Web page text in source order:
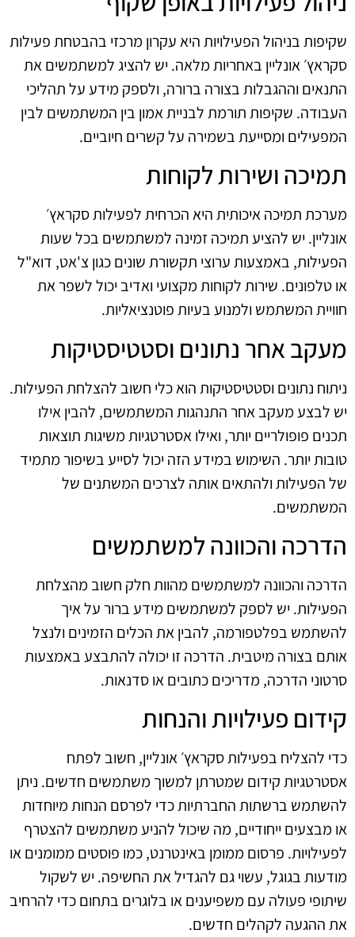
שקיפות בניהול הפעילויות היא עקרון מרכזי בהבטחת פעילות
סקראץ׳ אונליין באחריות מלאה. יש להציג למשתמשים את
התנאים וההגבלות בצורה ברורה, ולספק מידע על תהליכי
העבודה. שקיפות תורמת לבניית אמון בין המשתמשים לבין
המפעילים ומסייעת בשמירה על קשרים חיוביים.
תמיכה ושירות לקוחות
מערכת תמיכה איכותית היא הכרחית לפעילות סקראץ׳
אונליין. יש להציע תמיכה זמינה למשתמשים בכל שעות
הפעילות, באמצעות ערוצי תקשורת שונים כגון צ'אט, דוא"ל
או טלפונים. שירות לקוחות מקצועי ואדיב יכול לשפר את
חוויית המשתמש ולמנוע בעיות פוטנציאליות.
מעקב אחר נתונים וסטטיסטיקות
ניתוח נתונים וסטטיסטיקות הוא כלי חשוב להצלחת הפעילות.
יש לבצע מעקב אחר התנהגות המשתמשים, להבין אילו
תכנים פופולריים יותר, ואילו אסטרטגיות משיגות תוצאות
טובות יותר. השימוש במידע הזה יכול לסייע בשיפור מתמיד
של הפעילות ולהתאים אותה לצרכים המשתנים של
המשתמשים.
הדרכה והכוונה למשתמשים
הדרכה והכוונה למשתמשים מהוות חלק חשוב מהצלחת
הפעילות. יש לספק למשתמשים מידע ברור על איך
להשתמש בפלטפורמה, להבין את הכלים הזמינים ולנצל
אותם בצורה מיטבית. הדרכה זו יכולה להתבצע באמצעות
סרטוני הדרכה, מדריכים כתובים או סדנאות.
קידום פעילויות והנחות
כדי להצליח בפעילות סקראץ׳ אונליין, חשוב לפתח
אסטרטגיות קידום שמטרתן למשוך משתמשים חדשים. ניתן
להשתמש ברשתות החברתיות כדי לפרסם הנחות מיוחדות
או מבצעים ייחודיים, מה שיכול להניע משתמשים להצטרף
לפעילויות. פרסום ממומן באינטרנט, כמו פוסטים ממומנים או
מודעות בגוגל, עשוי גם להגדיל את החשיפה. יש לשקול
שיתופי פעולה עם משפיענים או בלוגרים בתחום כדי להרחיב
את ההגעה לקהלים חדשים.